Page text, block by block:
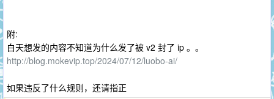
附:
白天想发的内容不知道为什么发了被 v2 封了 ip 。。
http://blog.mokevip.top/2024/07/12/luobo-ai/
如果违反了什么规则，还请指正